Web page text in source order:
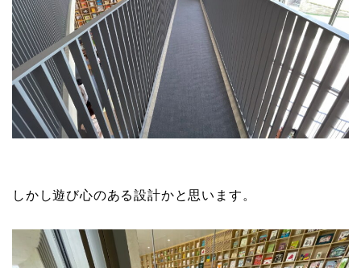
しかし遊び心のある設計かと思います。